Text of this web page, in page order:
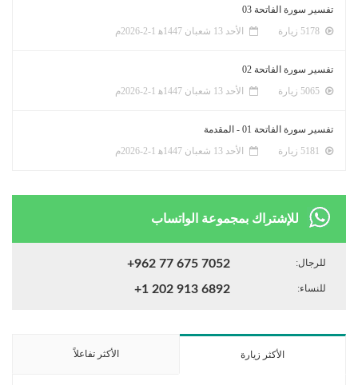
تفسير سورة الفاتحة 03
الأحد 13 شعبان 1447ﻫ 1-2-2026م
تفسير سورة الفاتحة 02
الأحد 13 شعبان 1447ﻫ 1-2-2026م
تفسير سورة الفاتحة 01 - المقدمة
الأحد 13 شعبان 1447ﻫ 1-2-2026م
للإشتراك بمجموعة الواتساب
للرجال: +962 77 675 7052
للنساء: +1 202 913 6892
الأكثر زيارة الأكثر تفاعلاً